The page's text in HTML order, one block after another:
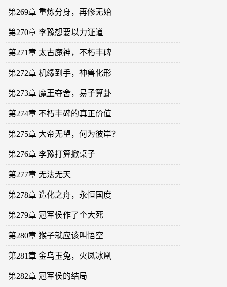
第269章 重炼分身，再修无始
第270章 李豫想要以力证道
第271章 太古魔神，不朽丰碑
第272章 机缘到手，神兽化形
第273章 魔王夺舍，易子算卦
第274章 不朽丰碑的真正价值
第275章 大帝无望，何为彼岸？
第276章 李豫打算掀桌子
第277章 无法无天
第278章 造化之舟，永恒国度
第279章 冠军侯作了个大死
第280章 猴子就应该叫悟空
第281章 金乌玉兔，火凤冰凰
第282章 冠军侯的结局